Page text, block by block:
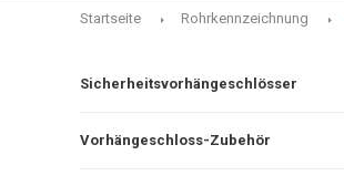
Startseite Rohrkennzeichnung
Sicherheitsvorhängeschlösser
Vorhängeschloss-Zubehör